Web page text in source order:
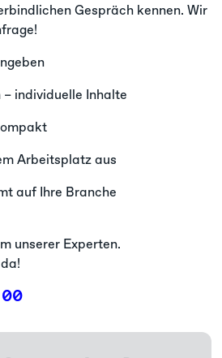
Gespräch kennen. Wir
– individuelle Inhalte
Arbeitsplatz aus
auf Ihre Branche
unserer Experten.